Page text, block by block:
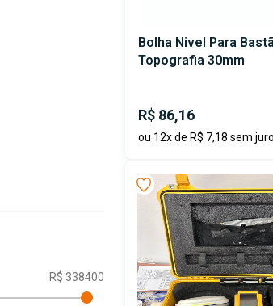
Bolha Nivel Para
Topografia 30mm
R$ 86,16
ou 12x de R$ 7,18 sem